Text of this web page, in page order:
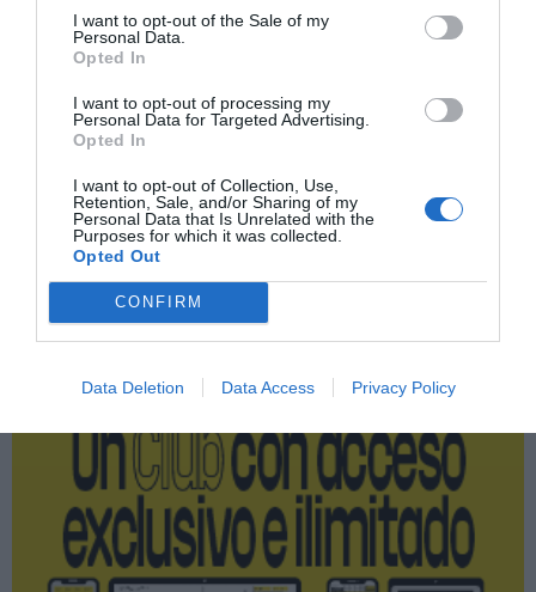
I want to opt-out of the Sale of my
Personal Data.
Opted In
I want to opt-out of processing my
Personal Data for Targeted Advertising.
Opted In
I want to opt-out of Collection, Use,
Retention, Sale, and/or Sharing of my
Personal Data that Is Unrelated with the
Purposes for which it was collected.
Opted Out
CONFIRM
Data Deletion Data Access Privacy Policy
Índex2P
Turismo deportivo
Compartir
Publicidad